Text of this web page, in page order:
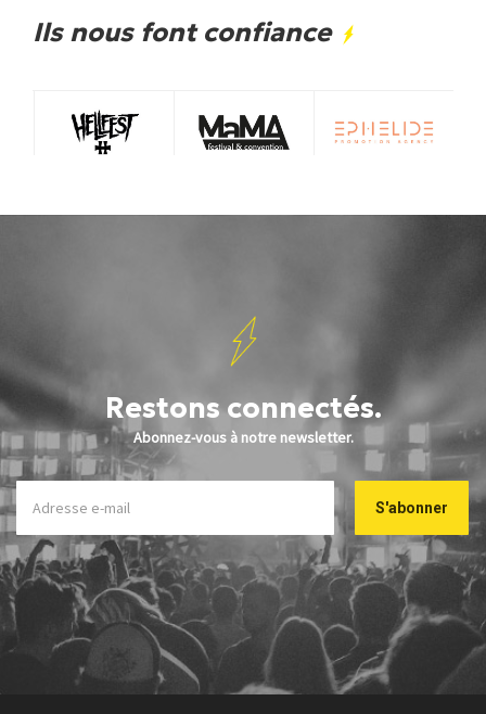
Ils nous font confiance
Restons connectés.
Abonnez-vous à notre newsletter.